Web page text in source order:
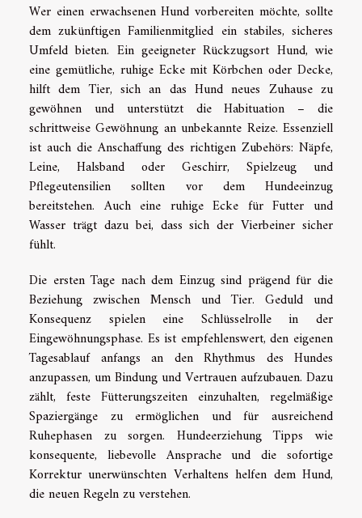
Wer einen erwachsenen Hund vorbereiten möchte, sollte
dem zukünftigen Familienmitglied ein stabiles, sicheres
Umfeld bieten. Ein geeigneter Rückzugsort Hund, wie
eine gemütliche, ruhige Ecke mit Körbchen oder Decke,
hilft dem Tier, sich an das Hund neues Zuhause zu
gewöhnen und unterstützt die Habituation – die
schrittweise Gewöhnung an unbekannte Reize. Essenziell
ist auch die Anschaffung des richtigen Zubehörs: Näpfe,
Leine, Halsband oder Geschirr, Spielzeug und
Pflegeutensilien sollten vor dem Hundeeinzug
bereitstehen. Auch eine ruhige Ecke für Futter und
Wasser trägt dazu bei, dass sich der Vierbeiner sicher
fühlt.
Die ersten Tage nach dem Einzug sind prägend für die
Beziehung zwischen Mensch und Tier. Geduld und
Konsequenz spielen eine Schlüsselrolle in der
Eingewöhnungsphase. Es ist empfehlenswert, den eigenen
Tagesablauf anfangs an den Rhythmus des Hundes
anzupassen, um Bindung und Vertrauen aufzubauen. Dazu
zählt, feste Fütterungszeiten einzuhalten, regelmäßige
Spaziergänge zu ermöglichen und für ausreichend
Ruhephasen zu sorgen. Hundeerziehung Tipps wie
konsequente, liebevolle Ansprache und die sofortige
Korrektur unerwünschten Verhaltens helfen dem Hund,
die neuen Regeln zu verstehen.